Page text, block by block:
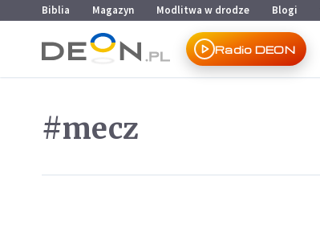
Przejdź do menu głównego
Przejdź do treści
Biblia Magazyn Modlitwa w drodze Blogi
Radio DEON
#mecz